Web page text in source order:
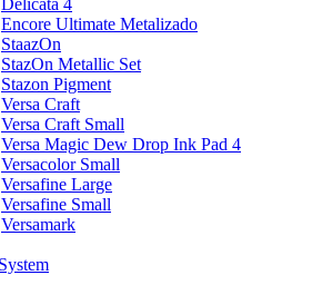
Delicata 4
Encore Ultimate Metalizado
StaazOn
StazOn Metallic Set
Stazon Pigment
Versa Craft
Versa Craft Small
Versa Magic Dew Drop Ink Pad 4
Versacolor Small
Versafine Large
Versafine Small
Versamark